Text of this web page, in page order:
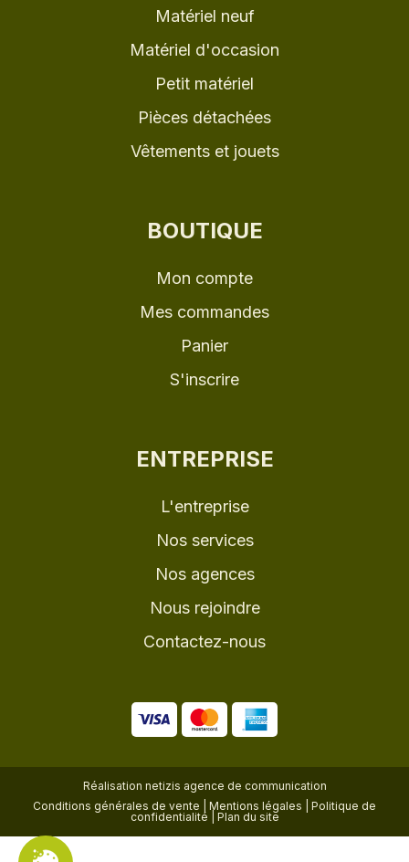
Matériel neuf
Matériel d'occasion
Petit matériel
Pièces détachées
Vêtements et jouets
BOUTIQUE
Mon compte
Mes commandes
Panier
S'inscrire
ENTREPRISE
L'entreprise
Nos services
Nos agences
Nous rejoindre
Contactez-nous
Réalisation netizis agence de communication
Conditions générales de vente
Mentions légales
Politique de
confidentialité
Plan du site